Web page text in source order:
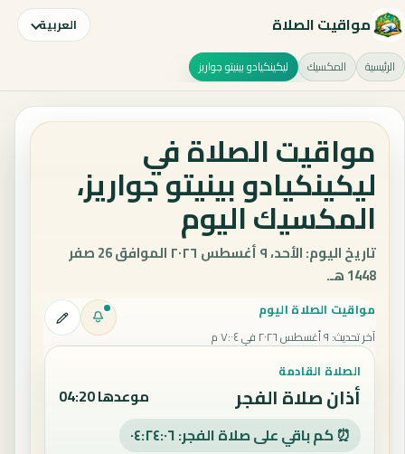
مواقيت الصلاة العربية
الرئيسية المكسيك ليكينكيادو بينيتو جواريز
مواقيت الصلاة في
ليكينكيادو بينيتو جواريز،
المكسيك اليوم
تاريخ اليوم: الأحد، ٩ أغسطس ٢٠٢٦ الموافق 26 صفر
1448 هـ.
مواقيت الصلاة اليوم
آخر تحديث: ٩ أغسطس ٢٠٢٦ في ٧:٠٤ م
الصلاة القادمة
أذان صلاة الفجر موعدها 04:20
⏰ كم باقي على صلاة الفجر: ٠٤:٢٤:٠٥